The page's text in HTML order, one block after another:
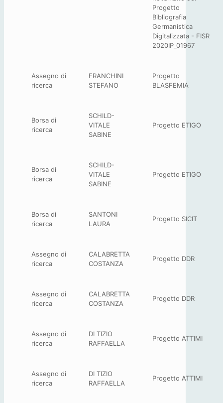
Progetto
Bibliografia
Germanistica
Digitalizzata - FISR
2020IP_01967
Assegno di
ricerca
FRANCHINI
STEFANO
Progetto
BLASFEMIA
Borsa di
ricerca
SCHILD-
VITALE
SABINE
Progetto ETIGO
Borsa di
ricerca
SCHILD-
VITALE
SABINE
Progetto ETIGO
Borsa di
ricerca
SANTONI
LAURA
Progetto SICIT
Assegno di
ricerca
CALABRETTA
COSTANZA
Progetto DDR
Assegno di
ricerca
CALABRETTA
COSTANZA
Progetto DDR
Assegno di
ricerca
DI TIZIO
RAFFAELLA
Progetto ATTIMI
Assegno di
ricerca
DI TIZIO
RAFFAELLA
Progetto ATTIMI